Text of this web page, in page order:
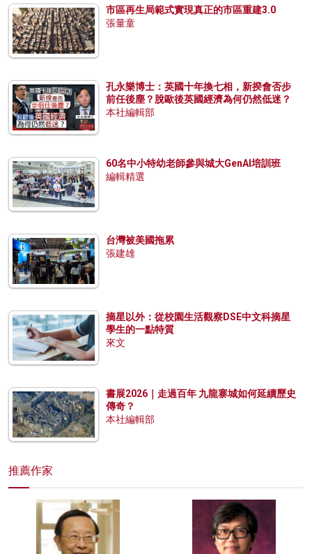
市區再生局範式實現真正的市區重建3.0
張量童
孔永樂博士：英國十年換七相，新揆會否步
前任後塵？脫歐後英國經濟為何仍然低迷？
本社編輯部
60名中小特幼老師參與城大GenAI培訓班
編輯精選
台灣被美國拖累
張建雄
摘星以外：從校園生活觀察DSE中文科摘星
學生的一點特質
來文
書展2026｜走過百年 九龍寨城如何延續歷史
傳奇？
本社編輯部
推薦作家